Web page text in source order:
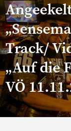
Track/
„Auf die
VÖ